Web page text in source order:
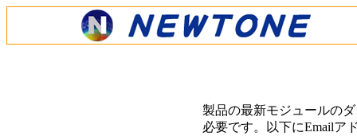
製品の最新モジュールの
必要です。以下にEmailア